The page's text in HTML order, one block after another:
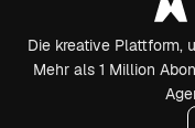
Die kreative Plattform,
Mehr als 1 Million